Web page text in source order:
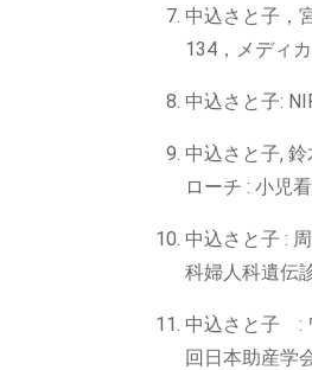
中込さと子，
134，メディ
中込さと子:
中込さと子,
ローチ : 小児
中込さと子 :
科婦人科遺伝
中込さと子 :
回日本助産学